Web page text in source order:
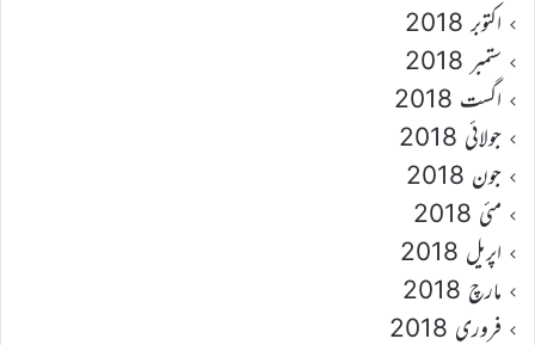
اکتوبر 2018
ستمبر 2018
اگست 2018
جولائی 2018
جون 2018
مئی 2018
اپریل 2018
مارچ 2018
فروری 2018